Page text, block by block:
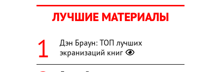
ЛУЧШИЕ МАТЕРИАЛЫ
Дэн Браун: ТОП лучших
экранизаций книг